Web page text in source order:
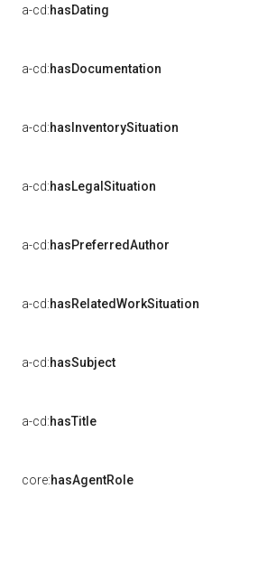
a-cd:hasDating
a-cd:hasDocumentation
a-cd:hasInventorySituation
a-cd:hasLegalSituation
a-cd:hasPreferredAuthor
a-cd:hasRelatedWorkSituation
a-cd:hasSubject
a-cd:hasTitle
core:hasAgentRole